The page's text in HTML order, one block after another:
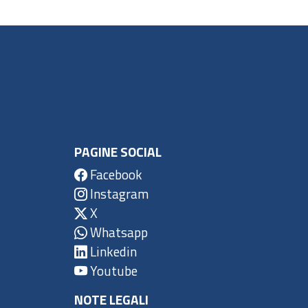
PAGINE SOCIAL
Facebook
Instagram
X
Whatsapp
Linkedin
Youtube
NOTE LEGALI